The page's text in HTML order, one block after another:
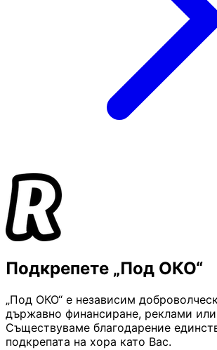
Подкрепете „Под ОКО“
„Под ОКО“ е независим
държавно финансиране, реклами
Съществуваме благодарение
подкрепата на хора като Вас.